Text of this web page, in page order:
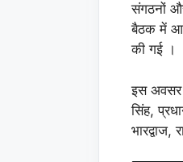
संगठनों
बैठक में
की गई ।
इस अवसर
सिंह,
भारद्वाज,